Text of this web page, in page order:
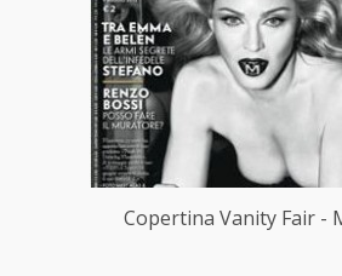
Copertina Vanity Fair -